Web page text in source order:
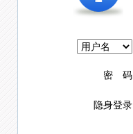
密 码
隐身登录